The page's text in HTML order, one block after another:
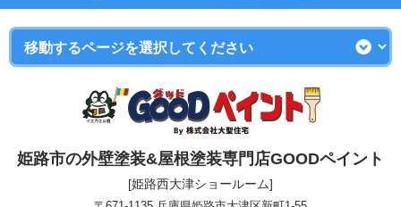
姫路市の外壁塗装&屋根塗装専門店GOODペイント
[姫路西大津ショールーム]